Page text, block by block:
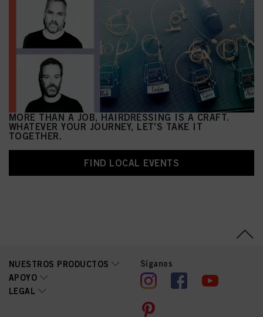
MORE THAN A JOB, HAIRDRESSING IS A CRAFT.
WHATEVER YOUR JOURNEY, LET'S TAKE IT
TOGETHER.
FIND LOCAL EVENTS
NUESTROS PRODUCTOS
APOYO
LEGAL
Síganos